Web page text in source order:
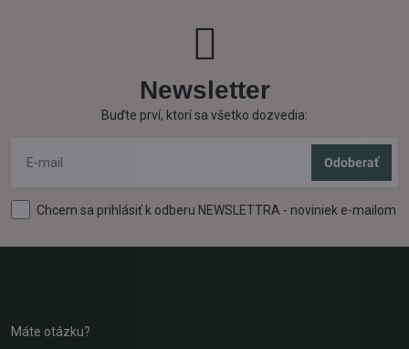
Newsletter
Buďte prví, ktorí sa všetko dozvedia:
Odoberať
Chcem sa prihlásiť k odberu NEWSLETTRA - noviniek e-mailom
Máte otázku?